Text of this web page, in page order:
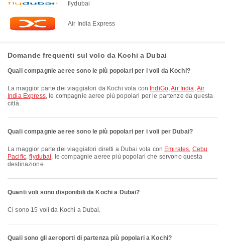
flydubai
Air India Express
Domande frequenti sul volo da Kochi a Dubai
Quali compagnie aeree sono le più popolari per i voli da Kochi?
La maggior parte dei viaggiatori da Kochi vola con IndiGo,Air India,Air
India Express, le compagnie aeree più popolari per le partenze da questa
città.
Quali compagnie aeree sono le più popolari per i voli per Dubai?
La maggior parte dei viaggiatori diretti a Dubai vola con Emirates, Cebu
Pacific,flydubai, le compagnie aeree più popolari che servono questa
destinazione.
Quanti voli sono disponibili da Kochi a Dubai?
Ci sono 15 voli da Kochi a Dubai.
Quali sono gli aeroporti di partenza più popolari a Kochi?